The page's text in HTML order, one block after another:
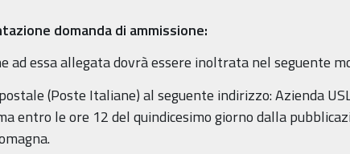
domanda di ammissione:
ad essa allegata dovrà essere inoltrata nel seguente
(Poste Italiane) al seguente indirizzo: Azienda
entro le ore 12 del quindicesimo giorno dalla